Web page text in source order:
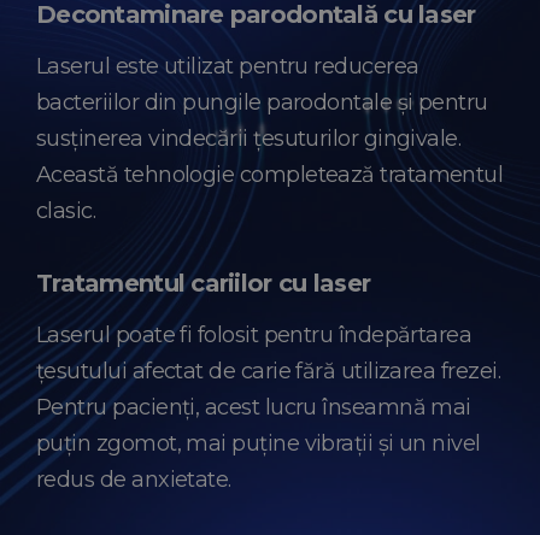
Decontaminare parodontală cu laser
Laserul este utilizat pentru reducerea
bacteriilor din pungile parodontale și pentru
susținerea vindecării țesuturilor gingivale.
Această tehnologie completează tratamentul
clasic.
Tratamentul cariilor cu laser
Laserul poate fi folosit pentru îndepărtarea
țesutului afectat de carie fără utilizarea frezei.
Pentru pacienți, acest lucru înseamnă mai
puțin zgomot, mai puține vibrații și un nivel
redus de anxietate.